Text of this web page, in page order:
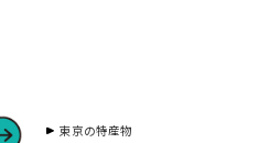
東京の特産物